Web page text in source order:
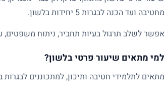
מחטיבה ועד הכנה לבגרות 5 יחידות בלשון.
אפשר לשלב תרגול בעיות תחביר, ניתוח משפטים,
למי מתאים שיעור פרטי בלשון?
מתאים לתלמידי חטיבה ותיכון, למתכוננים